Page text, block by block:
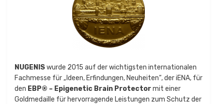
NUGENISwurde 2015 auf der wichtigsten internationalen
Fachmesse für „Ideen, Erfindungen, Neuheiten“, der iENA, für
den EBP® – Epigenetic Brain Protectormit einer
Goldmedaille für hervorragende Leistungen zum Schutz der